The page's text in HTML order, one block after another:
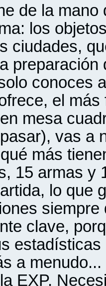
de la
los
ciudades,
conoces
el
mesa
vas a
más
15 armas y
lo que
clave,
a
EXP.